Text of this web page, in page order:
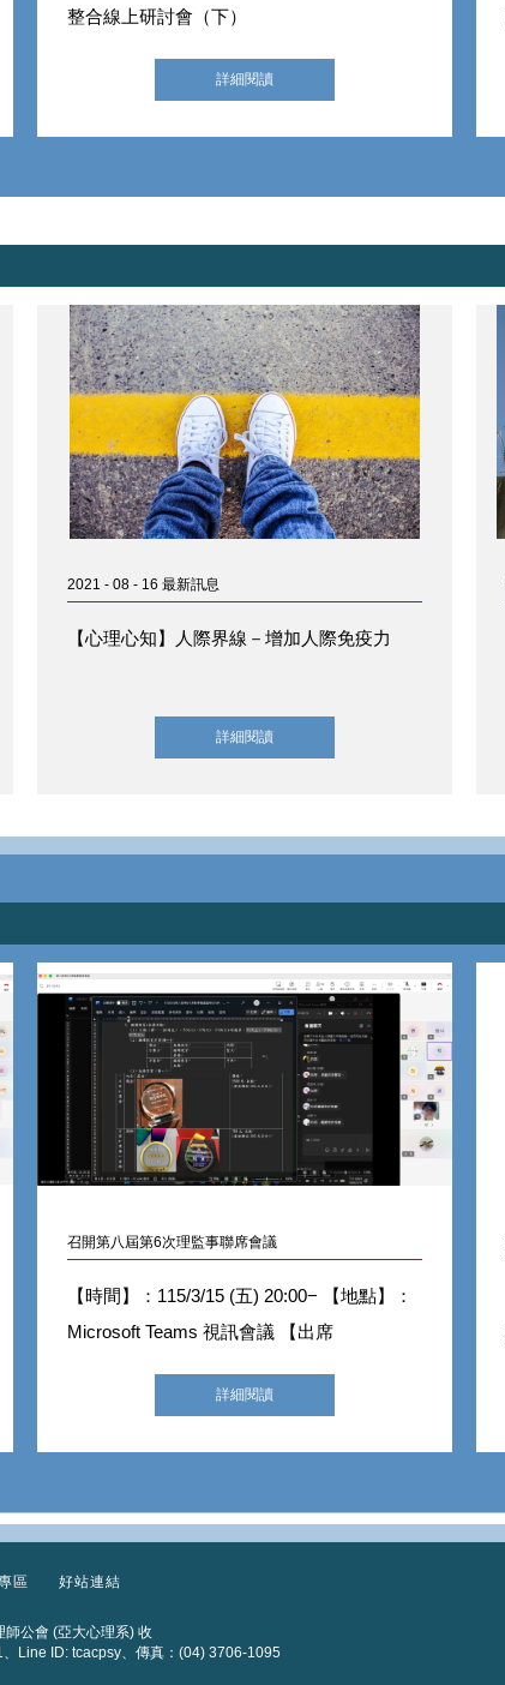
整合線上研討會（下）
詳細閱讀
2021 - 08 - 16 最新訊息
【心理心知】人際界線－增加人際免疫力
詳細閱讀
召開第八屆第6次理監事聯席會議
【時間】：115/3/15 (五) 20:00− 【地點】：
Microsoft Teams 視訊會議 【出席
詳細閱讀
區 好站連結
公會 (亞大心理系) 收
Line ID: tcacpsy、傳真：(04) 3706-1095